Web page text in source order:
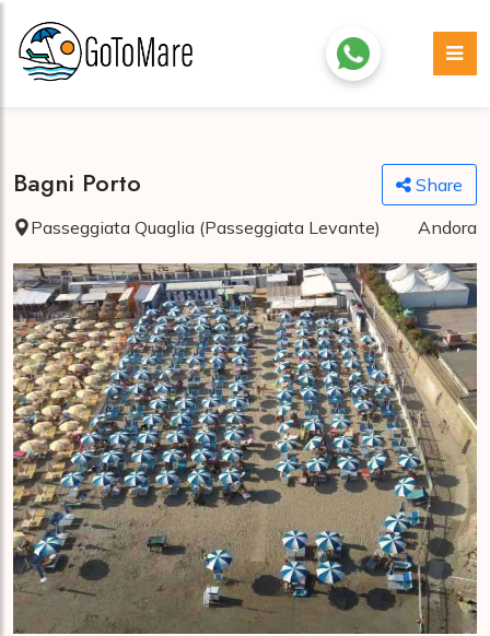
Bagni Porto
Share
Passeggiata Quaglia (Passeggiata Levante)
Andora